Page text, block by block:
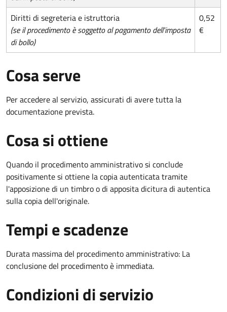
Diritti di segreteria e istruttoria
(se il procedimento è soggetto al pagamento dell'imposta
di bollo)
0,52
€
Cosa serve
Per accedere al servizio, assicurati di avere tutta la
documentazione prevista.
Cosa si ottiene
Quando il procedimento amministrativo si conclude
positivamente si ottiene la copia autenticata tramite
l'apposizione di un timbro o di apposita dicitura di autentica
sulla copia dell'originale.
Tempi e scadenze
Durata massima del procedimento amministrativo: La
conclusione del procedimento è immediata.
Condizioni di servizio